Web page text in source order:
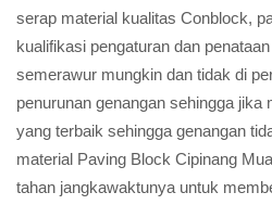
serap material kualitas Conblock,
kualifikasi pengaturan dan
semerawur mungkin dan tidak di
penurunan genangan sehingga jika
yang terbaik sehingga genangan
material Paving Block Cipinang
tahan jangkawaktunya untuk